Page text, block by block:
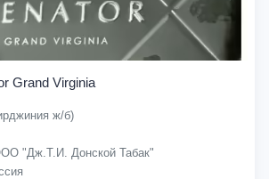
Grand Virginia
ж/б)
"Дж.Т.И. Донской Табак"